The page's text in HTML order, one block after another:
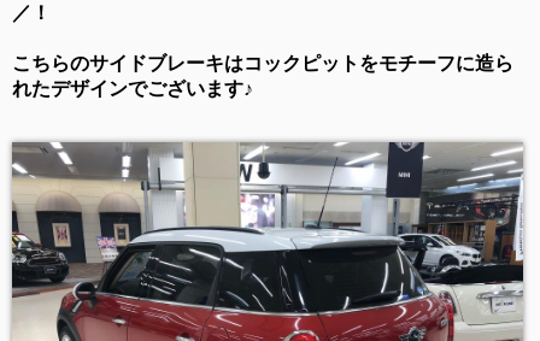
／！
こちらのサイドブレーキはコックピットをモチーフに造ら
れたデザインでございます♪